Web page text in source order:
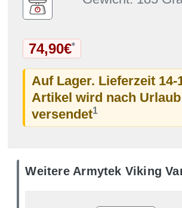
74,90€*
Auf Lager. Lieferzeit 14-
Artikel wird nach Urlaub
versendet1
Weitere Armytek Viking